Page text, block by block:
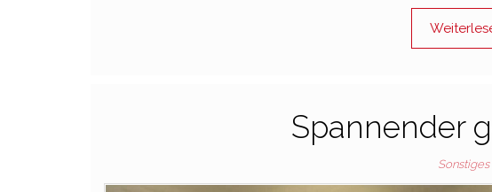
Spannender
Sonstiges